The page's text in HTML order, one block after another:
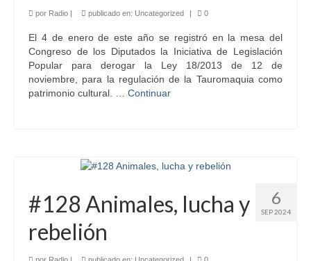
por Radio publicado en: Uncategorized 0
El 4 de enero de este año se registró en la mesa del
Congreso de los Diputados la Iniciativa de Legislación
Popular para derogar la Ley 18/2013 de 12 de
noviembre, para la regulación de la Tauromaquia como
patrimonio cultural. … Continuar
6
SEP 2024
#128 Animales, lucha y
rebelión
por Radio | publicado en: Uncategorized | 0